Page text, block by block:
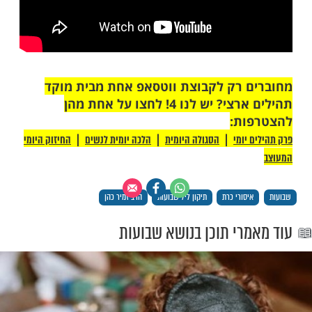
רק לקבוצת ווטסאפ אחת מבית מוקד
תהילים ארצי? יש לנו 4! לחצו על אחת מהן